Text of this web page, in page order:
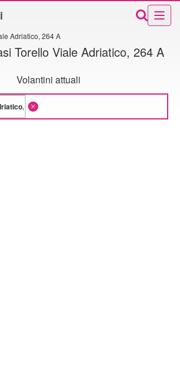
Adriatico, 264 A
Torello Viale Adriatico, 264 A
Volantini attuali